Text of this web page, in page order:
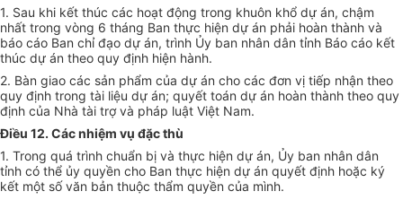
1. Sau khi kết thúc các hoạt động trong khuôn khổ dự án, chậm
nhất trong vòng 6 tháng Ban thực hiện dự án phải hoàn thành và
báo cáo Ban chỉ đạo dự án, trình Ủy ban nhân dân tỉnh Báo cáo kết
thúc dự án theo quy định hiện hành.
2. Bàn giao các sản phẩm của dự án cho các đơn vị tiếp nhận theo
quy định trong tài liệu dự án; quyết toán dự án hoàn thành theo quy
định của Nhà tài trợ và pháp luật Việt Nam.
Điều 12. Các nhiệm vụ đặc thù
1. Trong quá trình chuẩn bị và thực hiện dự án, Ủy ban nhân dân
tỉnh có thể ủy quyền cho Ban thực hiện dự án quyết định hoặc ký
kết một số văn bản thuộc thẩm quyền của mình.